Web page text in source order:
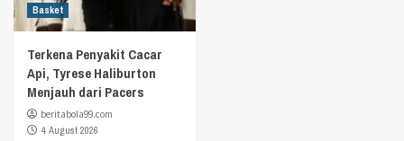
Basket
Terkena Penyakit Cacar
Api, Tyrese Haliburton
Menjauh dari Pacers
beritabola99.com
4 August 2026